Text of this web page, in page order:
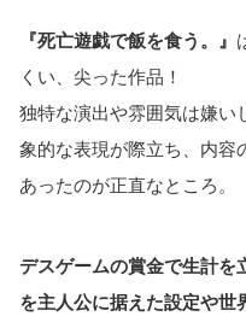
『死亡遊戯で飯を食う。』
くい、尖った作品！
独特な演出や雰囲気は嫌い
象的な表現が際立ち、内容
あったのが正直なところ。
デスゲームの賞金で生計を
を主人公に据えた設定や世